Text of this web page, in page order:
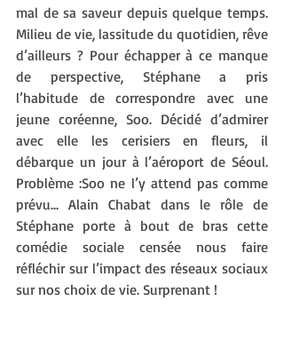
mal de sa saveur depuis quelque temps.
Milieu de vie, lassitude du quotidien, rêve
d’ailleurs ? Pour échapper à ce manque
de perspective, Stéphane a pris
l’habitude de correspondre avec une
jeune coréenne, Soo. Décidé d’admirer
avec elle les cerisiers en fleurs, il
débarque un jour à l’aéroport de Séoul.
Problème :Soo ne l’y attend pas comme
prévu… Alain Chabat dans le rôle de
Stéphane porte à bout de bras cette
comédie sociale censée nous faire
réfléchir sur l’impact des réseaux sociaux
sur nos choix de vie. Surprenant !